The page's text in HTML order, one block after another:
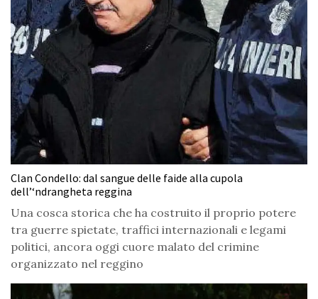
Clan Condello: dal sangue delle faide alla cupola
dell’‘ndrangheta reggina
Una cosca storica che ha costruito il proprio potere
tra guerre spietate, traffici internazionali e legami
politici, ancora oggi cuore malato del crimine
organizzato nel reggino